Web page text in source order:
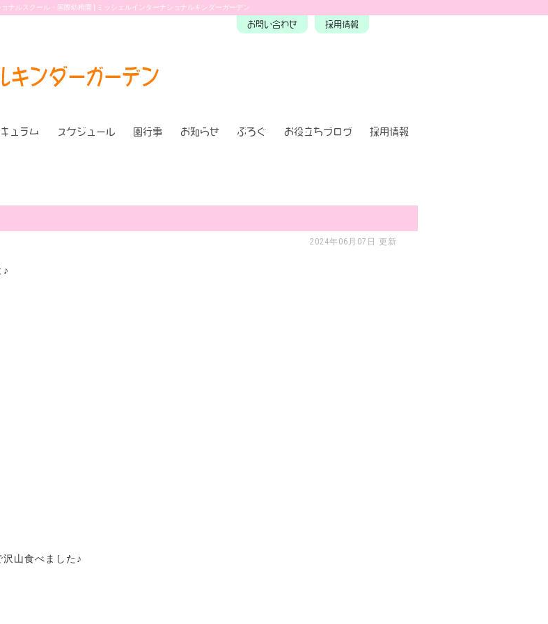
ナルスクール・国際幼稚園 | ミッシェルインターナショナルキンダーガーデン
お問い合わせ 採用情報
ュラム スケジュール 園行事 お知らせ ぶろぐ お役立ちブログ 採用情報
2024年06月07日 更新
♪
山食べました♪